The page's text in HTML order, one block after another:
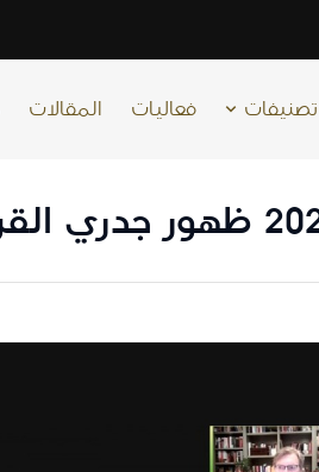
تصنيفات فعاليات المقالات